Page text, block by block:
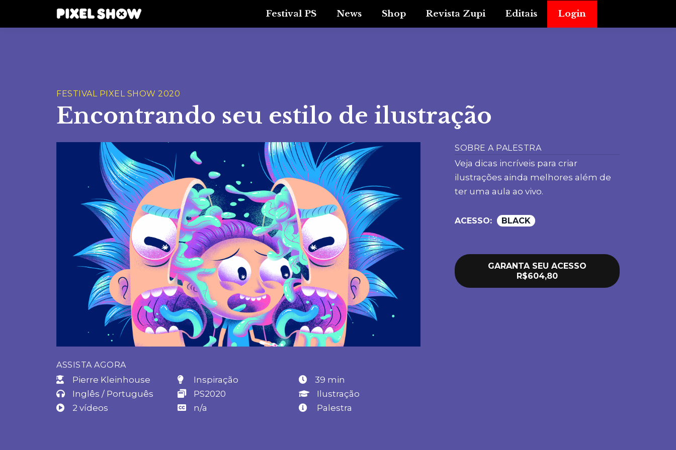
Festival PS News Shop Revista Zupi Editais Login
FESTIVAL PIXEL SHOW 2020
Encontrando seu estilo de ilustração
ASSISTA AGORA
Pierre Kleinhouse​ Inspiração
39 min
Inglês / Português
PS2020
Ilustração
2 vídeos
n/a Palestra
SOBRE A PALESTRA
Veja dicas incríveis para criar
ilustrações ainda melhores além de
ter uma aula ao vivo.
ACESSO: BLACK
GARANTA SEU ACESSO
R$604,80